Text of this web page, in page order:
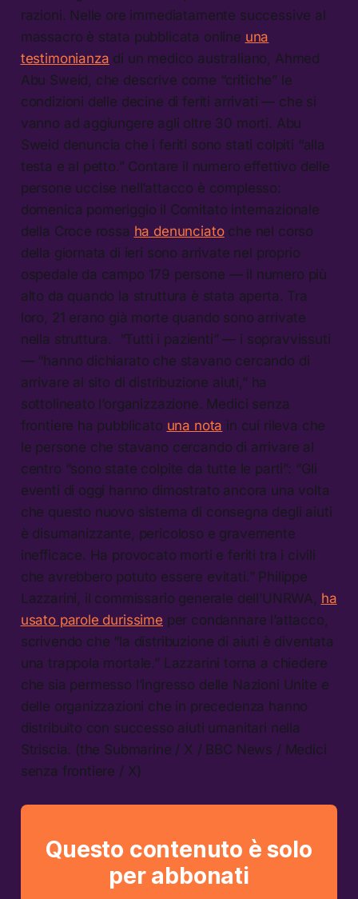
razioni. Nelle ore immediatamente successive al
massacro è stata pubblicata online una
testimonianza di un medico australiano, Ahmed
Abu Sweid, che descrive come “critiche” le
condizioni delle decine di feriti arrivati — che si
vanno ad aggiungere agli oltre 30 morti. Abu
Sweid denuncia che i feriti sono stati colpiti “alla
testa e al petto.” Contare il numero effettivo delle
persone uccise nell’attacco è complesso:
domenica pomeriggio il Comitato internazionale
della Croce rossa ha denunciatoche nel corso
della giornata di ieri sono arrivate nel proprio
ospedale da campo 179 persone — il numero più
alto da quando la struttura è stata aperta. Tra
loro, 21 erano già morte quando sono arrivate
nella struttura. “Tutti i pazienti” — i sopravvissuti
— “hanno dichiarato che stavano cercando di
arrivare al sito di distribuzione aiuti,” ha
sottolineato l’organizzazione. Medici senza
frontiere ha pubblicato una nota in cui rileva che
le persone che stavano cercando di arrivare al
centro “sono state colpite da tutte le parti”: “Gli
eventi di oggi hanno dimostrato ancora una volta
che questo nuovo sistema di consegna degli aiuti
è disumanizzante, pericoloso e gravemente
inefficace. Ha provocato morti e feriti tra i civili
che avrebbero potuto essere evitati.” Philippe
Lazzarini, il commissario generale dell’UNRWA, ha
usato parole durissime per condannare l’attacco,
scrivendo che “la distribuzione di aiuti è diventata
una trappola mortale.” Lazzarini torna a chiedere
che sia permesso l’ingresso delle Nazioni Unite e
delle organizzazioni che in precedenza hanno
distribuito con successo aiuti umanitari nella
Striscia. (the Submarine / X / BBC News / Medici
senza frontiere / X)
Questo contenuto è solo
per abbonati